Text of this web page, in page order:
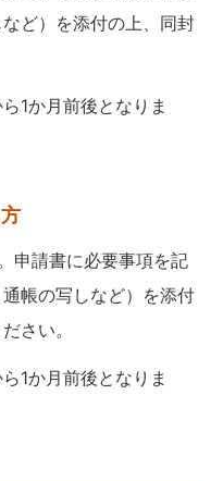
ど）を添付の上、同封
1か月前後となりま
申請書に必要事項を記
帳の写しなど）を添付
さい。
1か月前後となりま